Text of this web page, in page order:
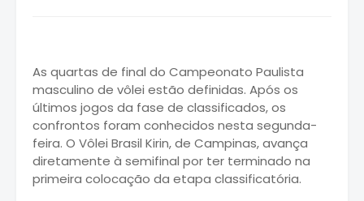
As quartas de final do Campeonato Paulista
masculino de vôlei estão definidas. Após os
últimos jogos da fase de classificados, os
confrontos foram conhecidos nesta segunda-
feira. O Vôlei Brasil Kirin, de Campinas, avança
diretamente à semifinal por ter terminado na
primeira colocação da etapa classificatória.